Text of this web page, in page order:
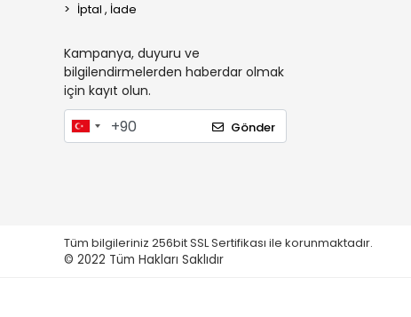
İptal , İade
Kampanya, duyuru ve
bilgilendirmelerden haberdar olmak
için kayıt olun.
Gönder
Tüm bilgileriniz 256bit SSL Sertifikası ile korunmaktadır.
© 2022 Tüm Hakları Saklıdır